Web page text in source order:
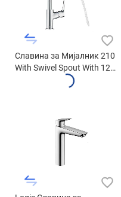
Славина за Мијалник 210
With Swivel Spout With 120
Range 71130000